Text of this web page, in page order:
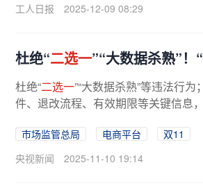
工人日报
2025-12-09 08:29
杜绝“二选一”“大数据杀熟”！
杜绝“二选一”“大数据杀熟”等违法行
件、退改流程、有效期限等关键信息
市场监管总局 电商平台
双11
央视新闻
2025-11-10 19:14